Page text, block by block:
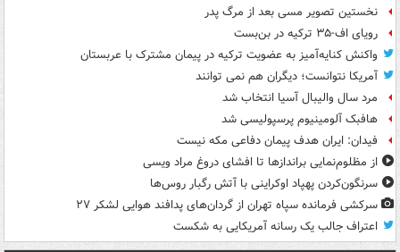
نخستین تصویر مسی بعد از مرگ پدر
رویای اف-۳۵ ترکیه در بن‌بست
واکنش کنایه‌آمیز به عضویت ترکیه در پیمان مشترک با عربستان
آمریکا نتوانست؛ دیگران هم نمی توانند
مرد سال والیبال آسیا انتخاب شد
هافبک آلومینیوم پرسپولیسی شد
فیدان: ایران هدف پیمان دفاعی مکه نیست
از مظلوم‌نمایی براندازها تا افشای دروغ مراد ویسی
سرنگون‌کردن پهپاد اوکراینی با آتش رگبار روس‌ها
سرکشی فرمانده سپاه تهران از گردان‌های پدافند هوایی لشکر ۲۷
اعتراف جالب یک رسانه آمریکایی به شکست